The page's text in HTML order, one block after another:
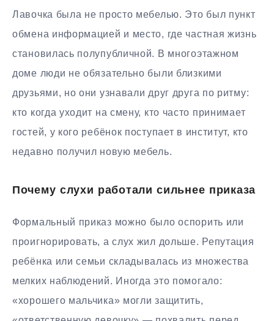
Лавочка была не просто мебелью. Это был пункт
обмена информацией и место, где частная жизнь
становилась полупубличной. В многоэтажном
доме люди не обязательно были близкими
друзьями, но они узнавали друг друга по ритму:
кто когда уходит на смену, кто часто принимает
гостей, у кого ребёнок поступает в институт, кто
недавно получил новую мебель.
Почему слухи работали сильнее приказа
Формальный приказ можно было оспорить или
проигнорировать, а слух жил дольше. Репутация
ребёнка или семьи складывалась из множества
мелких наблюдений. Иногда это помогало:
«хорошего мальчика» могли защитить,